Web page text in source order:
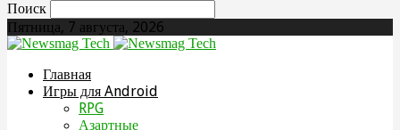
Поиск
Пятница, 7 августа, 2026
Главная
Игры для Android
RPG
Азартные